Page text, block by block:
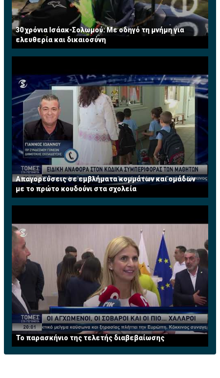
30 χρόνια Ισάακ-Σολωμού: Με οδηγό τη μνήμη για
ελευθερία και δικαιοσύνη
Απαγορεύσεις σε εμβλήματα κομμάτων και ομάδων
με το πρώτο κουδούνι στα σχολεία
Το παρασκήνιο της τελετής διαβεβαίωσης